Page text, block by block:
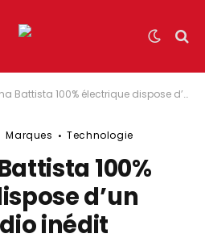
100% électrique dispose d’un système audio inédit
Marques Technologie
100%
d’un
inédit